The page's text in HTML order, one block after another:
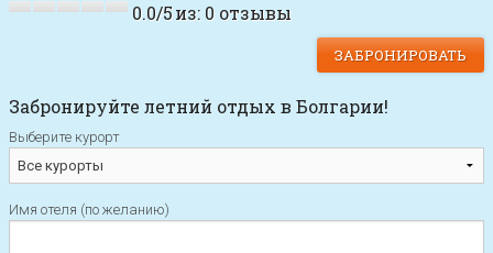
0.0/5из:0 отзывы
ЗАБРОНИРОВАТЬ
Забронируйте летний отдых в Болгарии!
Выберите курорт
Имя отеля (по желанию)